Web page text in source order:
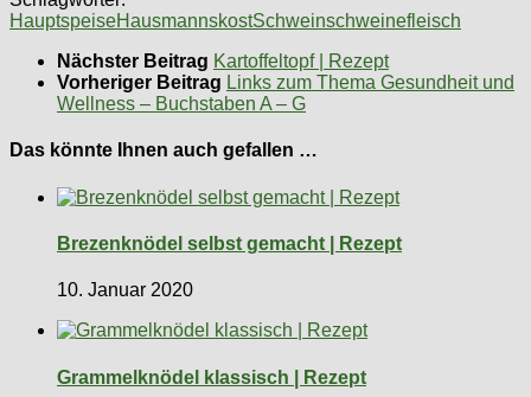
HauptspeiseHausmannskostSchweinschweinefleisch
Nächster Beitrag Kartoffeltopf | Rezept
Vorheriger Beitrag Links zum Thema Gesundheit und
Wellness – Buchstaben A – G
Das könnte Ihnen auch gefallen …
Brezenknödel selbst gemacht | Rezept
10. Januar 2020
Grammelknödel klassisch | Rezept